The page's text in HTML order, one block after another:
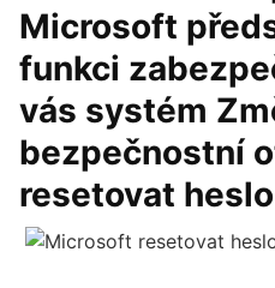
Microsoft
funkci
vás systém
bezpečnostní
resetovat